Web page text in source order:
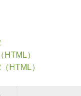
）
HTML）